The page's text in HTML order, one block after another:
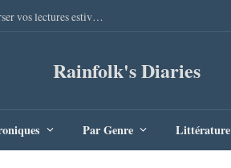
Sang Remords d’Audrey Degal : Le polar occitan qui va bouleverser vos lectures estivales
Rainfolk's Diaries
Par Genre Littérature